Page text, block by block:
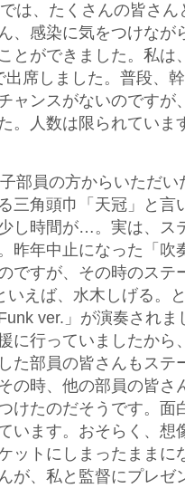
は、たくさんの皆さ
、感染に気をつけなが
とができました。私は
出席しました。普段、
ャンスがないのですが
。人数は限られていま
部員の方からいただ
三角頭巾「天冠」と
し時間が…。実は、ス
昨年中止になった「吹
ですが、その時のステ
いえば、水木しげる。
ver.」が演奏され
に行っていましたから
た部員の皆さんもステ
の時、他の部員の皆さ
けたのだそうです。面
います。おそらく、想
ットにしまったままに
が、私と監督にプレゼ